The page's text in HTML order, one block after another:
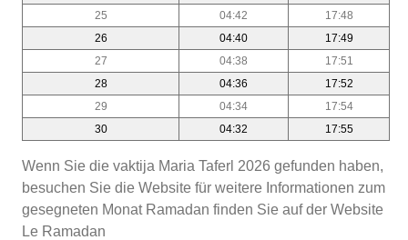
25
04:42
17:48
26
04:40
17:49
27
04:38
17:51
28
04:36
17:52
29
04:34
17:54
30
04:32 17:55
Wenn Sie die vaktija Maria Taferl 2026 gefunden haben,
besuchen Sie die Website für weitere Informationen zum
gesegneten Monat Ramadan finden Sie auf der Website
Le Ramadan